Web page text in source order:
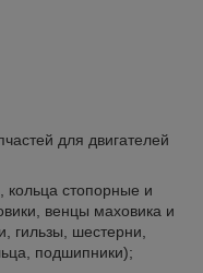
для двигателей
стопорные и
венцы маховика и
гильзы, шестерни,
подшипники);